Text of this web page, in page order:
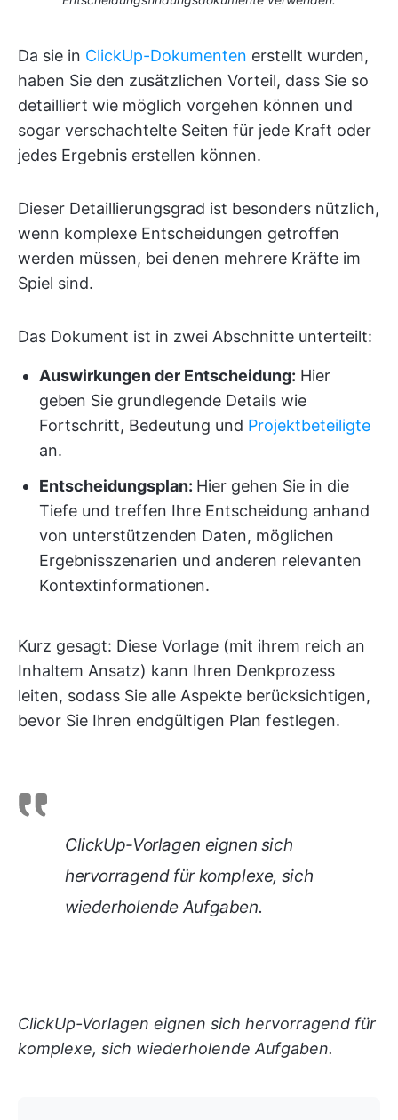
Da sie in ClickUp-Dokumenten erstellt wurden,
haben Sie den zusätzlichen Vorteil, dass Sie so
detailliert wie möglich vorgehen können und
sogar verschachtelte Seiten für jede Kraft oder
jedes Ergebnis erstellen können.
Dieser Detaillierungsgrad ist besonders nützlich,
wenn komplexe Entscheidungen getroffen
werden müssen, bei denen mehrere Kräfte im
Spiel sind.
Das Dokument ist in zwei Abschnitte unterteilt:
Auswirkungen der Entscheidung: Hier
geben Sie grundlegende Details wie
Fortschritt, Bedeutung und Projektbeteiligte
an.
Entscheidungsplan: Hier gehen Sie in die
Tiefe und treffen Ihre Entscheidung anhand
von unterstützenden Daten, möglichen
Ergebnisszenarien und anderen relevanten
Kontextinformationen.
Kurz gesagt: Diese Vorlage (mit ihrem reich an
Inhaltem Ansatz) kann Ihren Denkprozess
leiten, sodass Sie alle Aspekte berücksichtigen,
bevor Sie Ihren endgültigen Plan festlegen.
ClickUp-Vorlagen eignen sich
hervorragend für komplexe, sich
wiederholende Aufgaben.
ClickUp-Vorlagen eignen sich hervorragend für
komplexe, sich wiederholende Aufgaben.